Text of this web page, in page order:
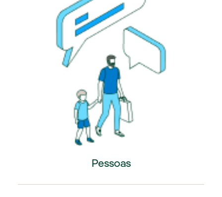
Pessoas